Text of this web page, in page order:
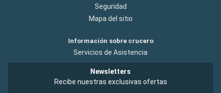
Seguridad
Mapa del sitio
Información sobre crucero
Servicios de Asistencia
Newsletters
Recibe nuestras exclusivas ofertas